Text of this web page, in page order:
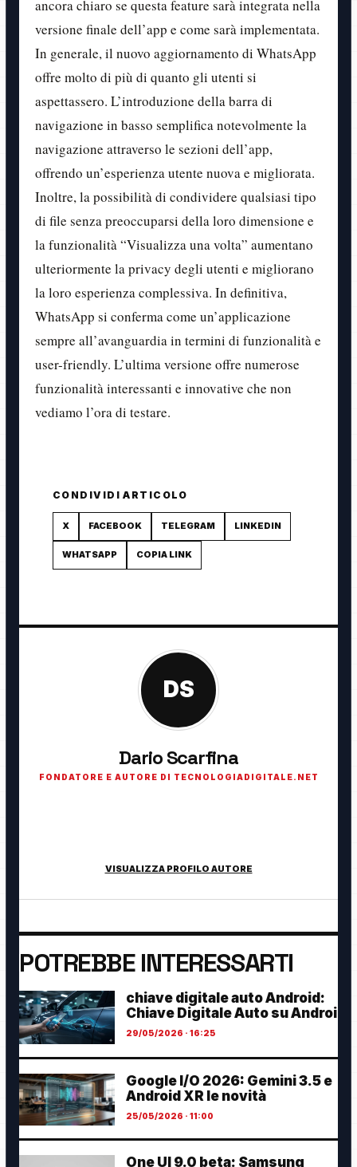
ancora chiaro se questa feature sarà integrata nella
versione finale dell’app e come sarà implementata.
In generale, il nuovo aggiornamento di WhatsApp
offre molto di più di quanto gli utenti si
aspettassero. L’introduzione della barra di
navigazione in basso semplifica notevolmente la
navigazione attraverso le sezioni dell’app,
offrendo un’esperienza utente nuova e migliorata.
Inoltre, la possibilità di condividere qualsiasi tipo
di file senza preoccuparsi della loro dimensione e
la funzionalità “Visualizza una volta” aumentano
ulteriormente la privacy degli utenti e migliorano
la loro esperienza complessiva. In definitiva,
WhatsApp si conferma come un’applicazione
sempre all’avanguardia in termini di funzionalità e
user-friendly. L’ultima versione offre numerose
funzionalità interessanti e innovative che non
vediamo l’ora di testare.
CONDIVIDI ARTICOLO
X FACEBOOK TELEGRAM LINKEDIN
WHATSAPP COPIA LINK
DS
Dario Scarfina
FONDATORE E AUTORE DI TECNOLOGIADIGITALE.NET
VISUALIZZA PROFILO AUTORE
POTREBBE INTERESSARTI
chiave digitale auto Android:
Chiave Digitale Auto su Androi
29/05/2026 · 16:25
Google I/O 2026: Gemini 3.5 e
Android XR le novità
25/05/2026 · 11:00
One UI 9.0 beta: Samsung